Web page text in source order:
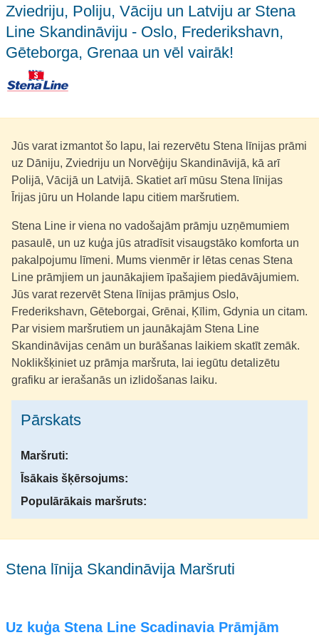
Zviedriju, Poliju, Vāciju un Latviju ar Stena
Line Skandināviju - Oslo, Frederikshavn,
Gēteborga, Grenaa un vēl vairāk!
Jūs varat izmantot šo lapu, lai rezervētu Stena līnijas prāmi
uz Dāniju, Zviedriju un Norvēģiju Skandināvijā, kā arī
Polijā, Vācijā un Latvijā. Skatiet arī mūsu Stena līnijas
Īrijas jūru un Holande lapu citiem maršrutiem.
Stena Line ir viena no vadošajām prāmju uzņēmumiem
pasaulē, un uz kuģa jūs atradīsit visaugstāko komforta un
pakalpojumu līmeni. Mums vienmēr ir lētas cenas Stena
Line prāmjiem un jaunākajiem īpašajiem piedāvājumiem.
Jūs varat rezervēt Stena līnijas prāmjus Oslo,
Frederikshavn, Gēteborgai, Grēnai, Ķīlim, Gdynia un citam.
Par visiem maršrutiem un jaunākajām Stena Line
Skandināvijas cenām un burāšanas laikiem skatīt zemāk.
Noklikšķiniet uz prāmja maršruta, lai iegūtu detalizētu
grafiku ar ierašanās un izlidošanas laiku.
Pārskats
Maršruti:
Īsākais šķērsojums:
Populārākais maršruts:
Stena līnija Skandināvija Maršruti
uz kuģa Stena Line Scadinavia Prāmjām